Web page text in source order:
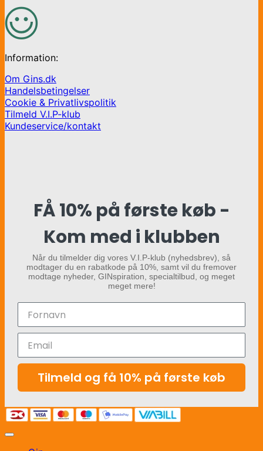
Information:
Om Gins.dk
Handelsbetingelser
Cookie & Privatlivspolitik
Tilmeld V.I.P-klub
Kundeservice/kontakt
FÅ 10% på første køb -
Kom med i klubben
Når du tilmelder dig vores V.I.P-klub (nyhedsbrev), så
modtager du en rabatkode på 10%, samt vil du fremover
modtage nyheder, GINspiration, specialtilbud, og meget
meget mere!
Tilmeld og få 10% på første køb